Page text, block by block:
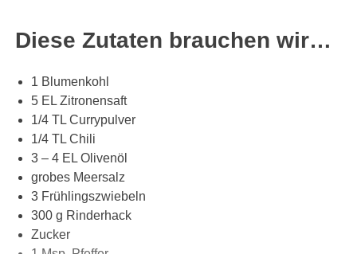
Diese Zutaten brauchen wir…
1 Blumenkohl
5 EL Zitronensaft
1/4 TL Currypulver
1/4 TL Chili
3 – 4 EL Olivenöl
grobes Meersalz
3 Frühlingszwiebeln
300 g Rinderhack
Zucker